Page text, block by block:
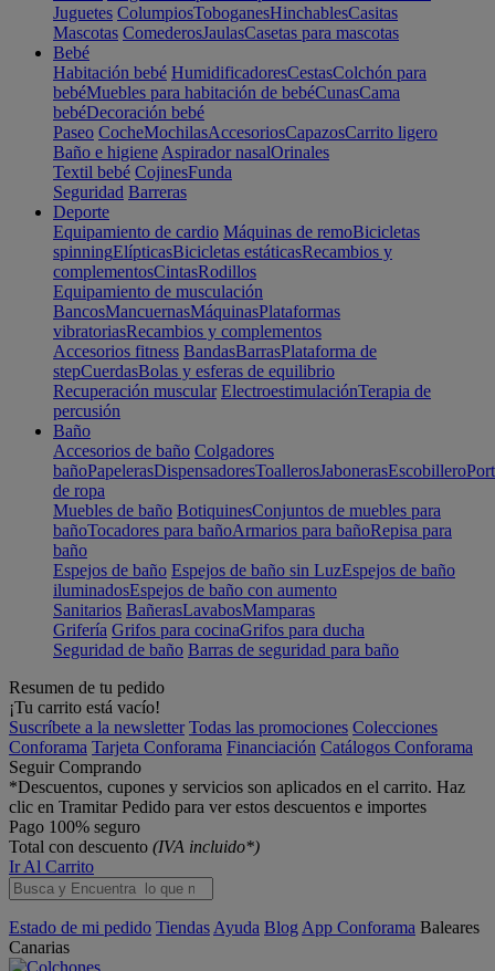
Juguetes ColumpiosToboganesHinchablesCasitas
Mascotas ComederosJaulasCasetas para mascotas
Bebé
Habitación bebé HumidificadoresCestasColchón para
bebéMuebles para habitación de bebéCunasCama
bebéDecoración bebé
Paseo CocheMochilasAccesoriosCapazosCarrito ligero
Baño e higiene Aspirador nasalOrinales
Textil bebé CojinesFunda
Seguridad Barreras
Deporte
Equipamiento de cardio Máquinas de remoBicicletas
spinningElípticasBicicletas estáticasRecambios y
complementosCintasRodillos
Equipamiento de musculación
BancosMancuernasMáquinasPlataformas
vibratoriasRecambios y complementos
Accesorios fitness BandasBarrasPlataforma de
stepCuerdasBolas y esferas de equilibrio
Recuperación muscular ElectroestimulaciónTerapia de
percusión
Baño
Accesorios de baño Colgadores
bañoPapelerasDispensadoresToallerosJabonerasEscobillero
de ropa
Muebles de baño BotiquinesConjuntos de muebles para
bañoTocadores para bañoArmarios para bañoRepisa para
baño
Espejos de baño Espejos de baño sin LuzEspejos de baño
iluminadosEspejos de baño con aumento
Sanitarios BañerasLavabosMamparas
Grifería Grifos para cocinaGrifos para ducha
Seguridad de baño Barras de seguridad para baño
Resumen de tu pedido
¡Tu carrito está vacío!
Suscríbete a la newsletter Todas las promociones Colecciones
Conforama Tarjeta Conforama Financiación Catálogos Conforama
Seguir Comprando
*Descuentos, cupones y servicios son aplicados en el carrito. Haz
clic en Tramitar Pedido para ver estos descuentos e importes
Pago 100% seguro
Total con descuento (IVA incluido*)
Ir Al Carrito
Estado de mi pedido Tiendas Ayuda Blog App Conforama Baleares
Canarias